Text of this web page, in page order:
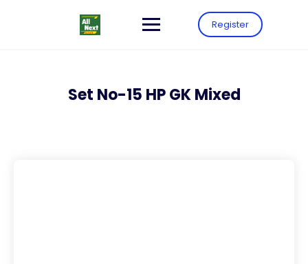
Register
Set No-15 HP GK Mixed